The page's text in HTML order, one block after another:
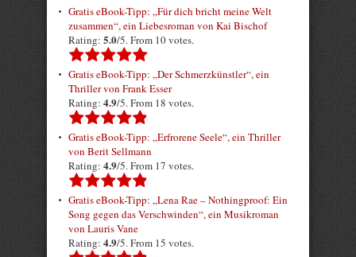
Gratis eBook-Tipp: „Für dich bricht meine Welt
zusammen“, ein Liebesroman von Kai Bischof
Rating: 5.0/5. From 10 votes.
Gratis eBook-Tipp: „Der Schmerzkünstler“, ein
Thriller von Frank Esser
Rating: 4.9/5. From 18 votes.
Gratis eBook-Tipp: „Erfrorene Seele“, ein Thriller
von Berit Sellmann
Rating: 4.9/5. From 17 votes.
Gratis eBook-Tipp: „Lena Rae – Nothingproof: Ein
Song gegen das Verschwinden“, ein Musikroman
von Lauris Vane
Rating: 4.9/5. From 15 votes.